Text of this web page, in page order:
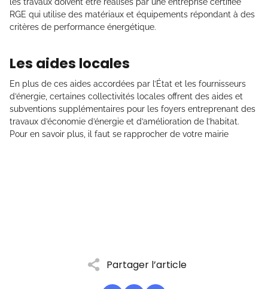
Partager l’article
les travaux doivent être réalisés par une entreprise certifiée
RGE qui utilise des matériaux et équipements répondant à des
critères de performance énergétique.
Les aides locales
En plus de ces aides accordées par l’État et les fournisseurs
d’énergie, certaines collectivités locales offrent des aides et
subventions supplémentaires pour les foyers entreprenant des
travaux d’économie d’énergie et d’amélioration de l’habitat.
Pour en savoir plus, il faut se rapprocher de votre mairie